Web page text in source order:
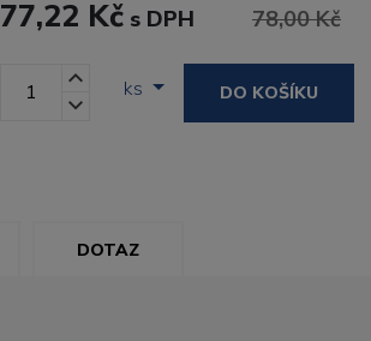
77,22 Kč s DPH 78,00 Kč
ks DO KOŠÍKU
DOTAZ